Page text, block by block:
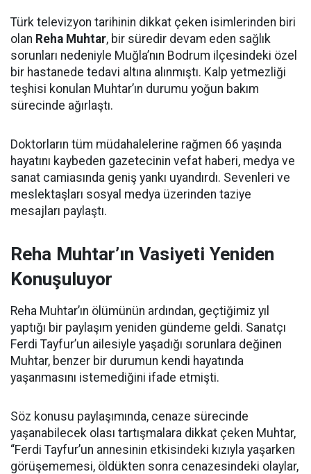
Türk televizyon tarihinin dikkat çeken isimlerinden biri
olan Reha Muhtar, bir süredir devam eden sağlık
sorunları nedeniyle Muğla’nın Bodrum ilçesindeki özel
bir hastanede tedavi altına alınmıştı. Kalp yetmezliği
teşhisi konulan Muhtar’ın durumu yoğun bakım
sürecinde ağırlaştı.
Doktorların tüm müdahalelerine rağmen 66 yaşında
hayatını kaybeden gazetecinin vefat haberi, medya ve
sanat camiasında geniş yankı uyandırdı. Sevenleri ve
meslektaşları sosyal medya üzerinden taziye
mesajları paylaştı.
Reha Muhtar’ın Vasiyeti Yeniden
Konuşuluyor
Reha Muhtar’ın ölümünün ardından, geçtiğimiz yıl
yaptığı bir paylaşım yeniden gündeme geldi. Sanatçı
Ferdi Tayfur’un ailesiyle yaşadığı sorunlara değinen
Muhtar, benzer bir durumun kendi hayatında
yaşanmasını istemediğini ifade etmişti.
Söz konusu paylaşımında, cenaze sürecinde
yaşanabilecek olası tartışmalara dikkat çeken Muhtar,
“Ferdi Tayfur’un annesinin etkisindeki kızıyla yaşarken
görüşememesi, öldükten sonra cenazesindeki olaylar,